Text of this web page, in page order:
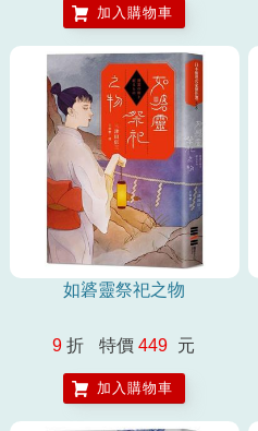
加入購物車
如碆靈祭祀之物
9 折 特價 449 元
加入購物車